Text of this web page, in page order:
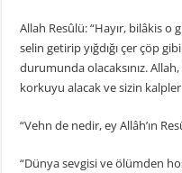
Allah Resûlü: “Hayır, bilâkis o
selin getirip yığdığı çer çöp
durumunda olacaksınız.
korkuyu alacak ve sizin
“Vehn de nedir, ey Allâh’ın
“Dünya sevgisi ve ölümden